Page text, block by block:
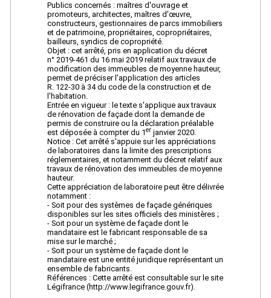
Publics concernés : maîtres d'ouvrage et
promoteurs, architectes, maîtres d'œuvre,
constructeurs, gestionnaires de parcs immobiliers
et de patrimoine, propriétaires, copropriétaires,
bailleurs, syndics de copropriété.
Objet : cet arrêté, pris en application du décret
n° 2019-461 du 16 mai 2019 relatif aux travaux de
modification des immeubles de moyenne hauteur,
permet de préciser l'application des articles
R. 122-30 à 34 du code de la construction et de
l'habitation.
Entrée en vigueur : le texte s'applique aux travaux
de rénovation de façade dont la demande de
permis de construire ou la déclaration préalable
est déposée à compter du 1er janvier 2020.
Notice : Cet arrêté s'appuie sur les appréciations
de laboratoires dans la limite des prescriptions
réglementaires, et notamment du décret relatif aux
travaux de rénovation des immeubles de moyenne
hauteur.
Cette appréciation de laboratoire peut être délivrée
notamment :
- Soit pour des systèmes de façade génériques
disponibles sur les sites officiels des ministères ;
- Soit pour un système de façade dont le
mandataire est le fabricant responsable de sa
mise sur le marché ;
- Soit pour un système de façade dont le
mandataire est une entité juridique représentant un
ensemble de fabricants.
Références : Cette arrêté est consultable sur le site
Légifrance (http://www.legifrance.gouv.fr).